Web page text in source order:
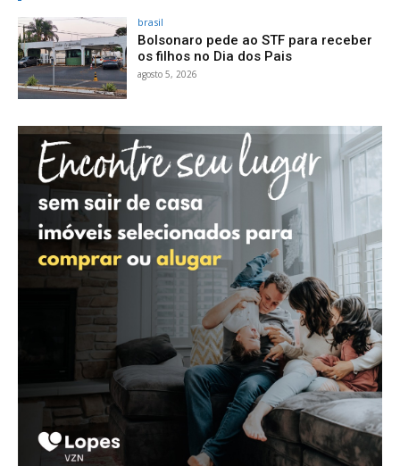
brasil
Bolsonaro pede ao STF para receber
os filhos no Dia dos Pais
agosto 5, 2026